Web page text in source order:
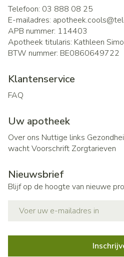
Telefoon: 03 888 08 25
E-mailadres: apotheek.cools@
APB nummer: 114403
Apotheek titularis: Kathleen
BTW nummer: BE0860649722
Klantenservice
FAQ
Uw apotheek
Over ons Nuttige links
wachtVoorschrift Zorgtarieven
Nieuwsbrief
Blijf op de hoogte van nieuwe